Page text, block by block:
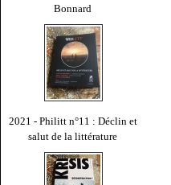
Bonnard
2021 - Philitt n°11 : Déclin et
salut de la littérature